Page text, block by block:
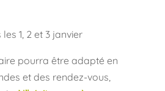
1, 2 et 3 janvier
pourra être adapté en
et des rendez-vous,